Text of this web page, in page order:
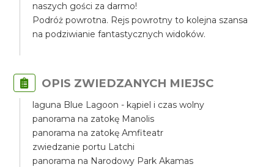
naszych gości za darmo!
Podróż powrotna. Rejs powrotny to kolejna szansa
na podziwianie fantastycznych widoków.
OPIS ZWIEDZANYCH MIEJSC
laguna Blue Lagoon - kąpiel i czas wolny
panorama na zatokę Manolis
panorama na zatokę Amfiteatr
zwiedzanie portu Latchi
panorama na Narodowy Park Akamas